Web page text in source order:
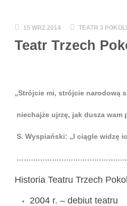
15 WRZ 2014 TEATR 3
Teatr Trzech
„Strójcie mi, strójcie narodową
niechajże ujrzę, jak dusza wam
S. Wyspiański: „I ciągle widzę
Historia Teatru Trzech
2004 r. – debiut teatru